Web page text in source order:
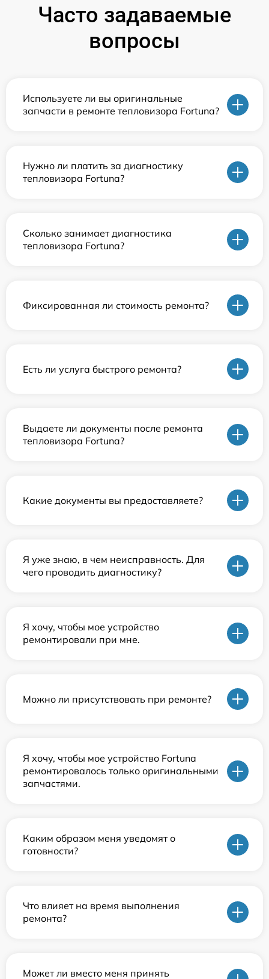
Часто задаваемые
вопросы
Используете ли вы оригинальные
запчасти в ремонте тепловизора Fortuna?
Нужно ли платить за диагностику
тепловизора Fortuna?
Сколько занимает диагностика
тепловизора Fortuna?
Фиксированная ли стоимость ремонта?
Есть ли услуга быстрого ремонта?
Выдаете ли документы после ремонта
тепловизора Fortuna?
Какие документы вы предоставляете?
Я уже знаю, в чем неисправность. Для
чего проводить диагностику?
Я хочу, чтобы мое устройство
ремонтировали при мне.
Можно ли присутствовать при ремонте?
Я хочу, чтобы мое устройство Fortuna
ремонтировалось только оригинальными
запчастями.
Каким образом меня уведомят о
готовности?
Что влияет на время выполнения
ремонта?
Может ли вместо меня принять